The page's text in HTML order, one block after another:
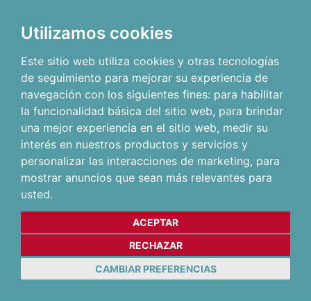
Utilizamos cookies
Este sitio web utiliza cookies y otras tecnologías
de seguimiento para mejorar su experiencia de
navegación con los siguientes fines: para habilitar
la funcionalidad básica del sitio web, para brindar
una mejor experiencia en el sitio web, medir su
interés en nuestros productos y servicios y
personalizar las interacciones de marketing, para
mostrar anuncios que sean más relevantes para
usted.
ACEPTAR
RECHAZAR
CAMBIAR PREFERENCIAS